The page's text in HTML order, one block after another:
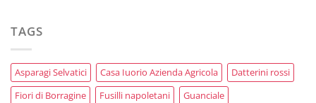
TAGS
Asparagi Selvatici Casa Iuorio Azienda Agricola
Datterini rossi
Fiori di Borragine
Fusilli napoletani
Guanciale